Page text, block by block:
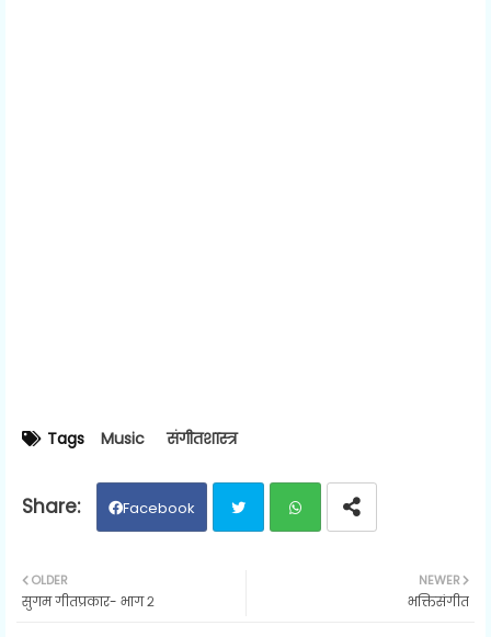
Tags Music संगीतशास्त्र
Facebook
NEWER
भक्तिसंगीत
OLDER
सुगम गीतप्रकार- भाग २